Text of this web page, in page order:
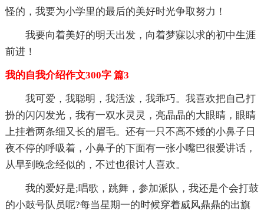
怪的，我要为小学里的最后的美好时光争取努力！
我要向着美好的明天出发，向着梦寐以求的初中生涯
前进！
我的自我介绍作文300字 篇3
我可爱，我聪明，我活泼，我乖巧。我喜欢把自己打
扮的闪闪发光，我有一双水灵灵，亮晶晶的大眼睛，眼睛
上挂着两条细又长的眉毛。还有一只不高不矮的小鼻子日
夜不停的呼吸着，小鼻子的下面有一张小嘴巴很爱讲话，
从早到晚念经似的，不过也很讨人喜欢。
我的爱好是;唱歌，跳舞，参加派队，我还是个会打鼓
的小鼓号队员呢?每当星期一的时候穿着威风鼎鼎的出旗